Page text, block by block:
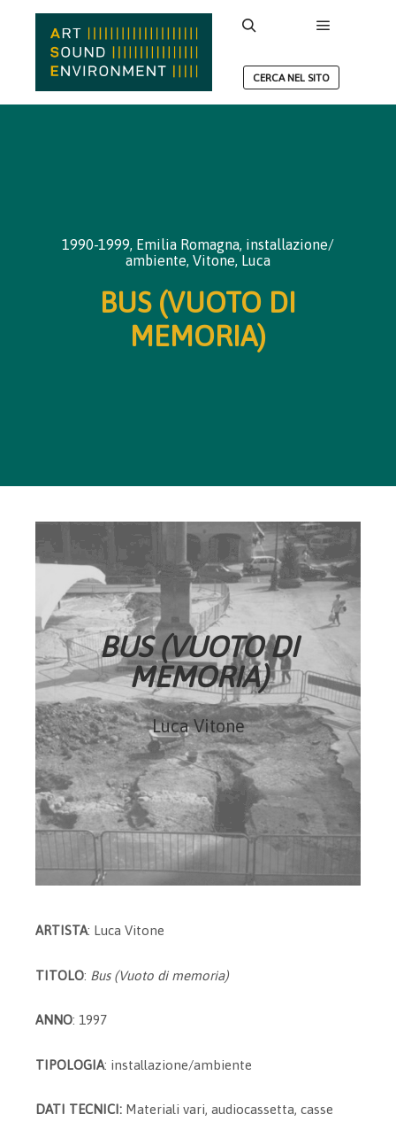
CERCA NEL SITO
1990-1999, Emilia Romagna, installazione/
ambiente, Vitone, Luca
BUS (VUOTO DI
MEMORIA)
BUS (VUOTO DI
MEMORIA)
Luca Vitone
ARTISTA: Luca Vitone
TITOLO: Bus (Vuoto di memoria)
ANNO: 1997
TIPOLOGIA: installazione/ambiente
DATI TECNICI: Materiali vari, audiocassetta, casse